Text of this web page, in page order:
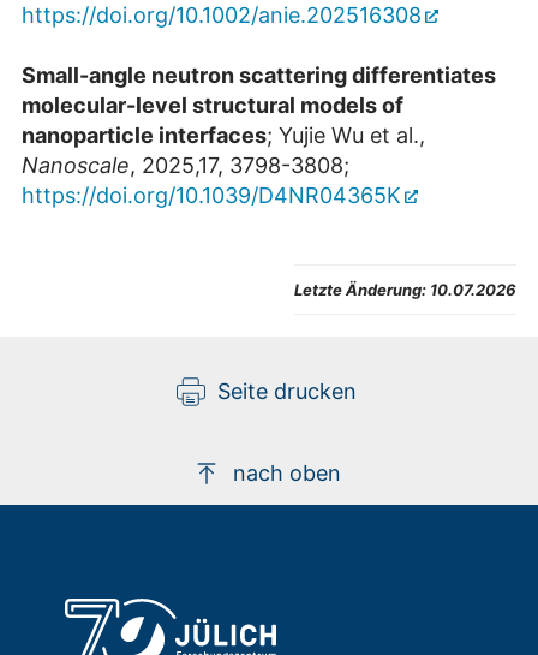
https://doi.org/10.1002/anie.202516308
Small-angle neutron scattering differentiates
molecular-level structural models of
nanoparticle interfaces; Yujie Wu et al.,
Nanoscale, 2025,17, 3798-3808;
https://doi.org/10.1039/D4NR04365K
Letzte Änderung: 10.07.2026
Seite drucken
nach oben